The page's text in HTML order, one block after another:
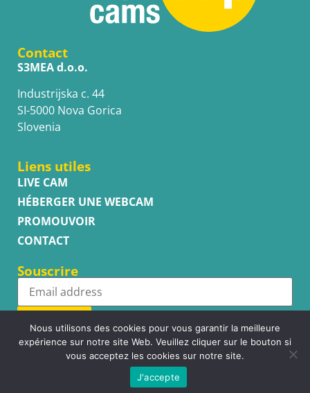
Contact
S3MEA d.o.o.
Industrijska c. 44
SI-5000 Nova Gorica
Slovenia
Liens utiles
LIVE CAM
HÉBERGER UNE WEBCAM
PROMOUVOIR
CONTACT
Souscrire
Subscribe
Copyright © WhatsupCams 2016 - 2026. All right reserved.
Nous utilisons des cookies pour vous garantir la meilleure
expérience sur notre site Web. Veuillez cliquer sur le bouton si
vous acceptez les cookies sur notre site.
J'accepte